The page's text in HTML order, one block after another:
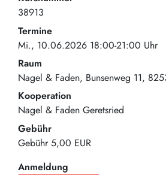
38913
Termine
Mi., 10.06.2026 18:00-21:00 Uhr
Raum
Nagel & Faden Bunsenweg 11
Kooperation
Nagel & Faden Geretsried
Gebühr
Gebühr 5,00 EUR
Anmeldung